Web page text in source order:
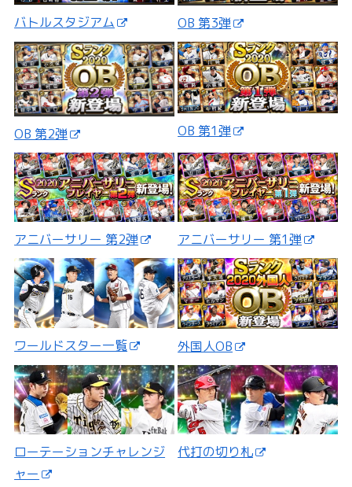
バトルスタジアム OB 第3弾
OB 第2弾 OB 第1弾
アニバーサリー 第2弾 アニバーサリー 第1弾
ワールドスター一覧 外国人OB
ローテーションチャレンジ
ャー
代打の切り札